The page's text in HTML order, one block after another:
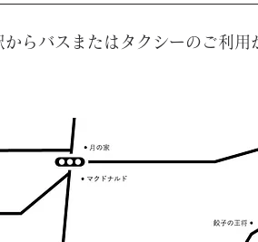
からバスまたはタクシーのご利用